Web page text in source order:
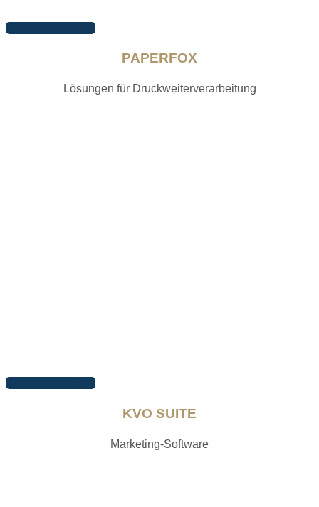
Arbeiten ansehen
PAPERFOX
Lösungen für Druckweiterverarbeitung
Arbeiten ansehen
KVO SUITE
Marketing-Software